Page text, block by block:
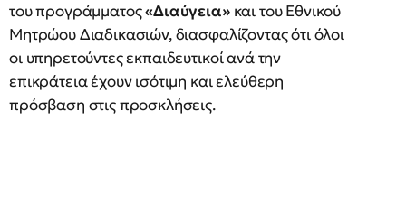
του προγράμματος«Διαύγεια»και του Εθνικού
Μητρώου Διαδικασιών, διασφαλίζοντας ότι όλοι
οι υπηρετούντες εκπαιδευτικοί ανά την
επικράτεια έχουν ισότιμη και ελεύθερη
πρόσβαση στις προσκλήσεις.